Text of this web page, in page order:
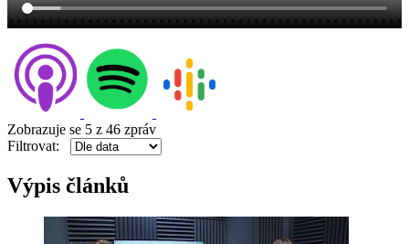
Zobrazuje se 5 z 46 zpráv
Filtrovat:
Výpis článků